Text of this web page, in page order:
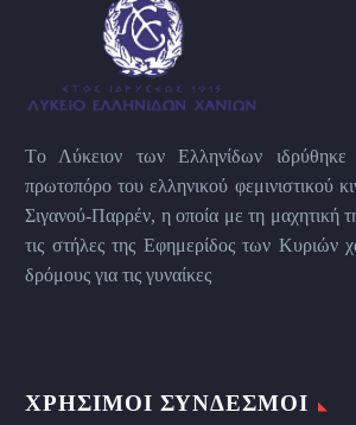
Tο Λύκειον των Eλληνίδων
πρωτοπόρο του ελληνικού φεμινιστικού
Σιγανού-Παρρέν, η οποία με τη μαχητική
τις στήλες της Εφημερίδος των Kυριών
δρόμους για τις γυναίκες
ΧΡΉΣΙΜΟΙ ΣΎΝΔΕΣΜΟΙ